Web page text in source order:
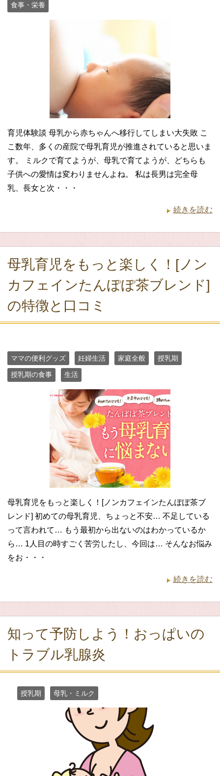
食事・栄養
育児体験談 母乳から赤ちゃんへ移行してしまい大失敗 こ
こ数年、多くの産院で母乳育児が推進されていると思いま
す。 ミルクで育てようが、母乳で育てようが、どちらも
子供への愛情は変わりませんよね。 私は長男は完全母
乳、長女と次・・・
続きを読む
母乳育児をもっと楽しく！[ノン
カフェインたんぽぽ茶ブレンド]
の特徴と口コミ
ママの便利グッズ 妊婦生活 家庭全般 授乳期
授乳期の食事 生活
母乳育児をもっと楽しく！[ノンカフェインたんぽぽ茶ブ
レンド] 初めての母乳育児、ちょっと不安… 不足している
って言われて… もう最初から出ないのはわかっているか
ら… 1人目の時すごく苦労したし、今回は… そんなお悩み
をお・・・
続きを読む
知って予防しよう！おっぱいの
トラブル乳腺炎
授乳期 母乳・ミルク